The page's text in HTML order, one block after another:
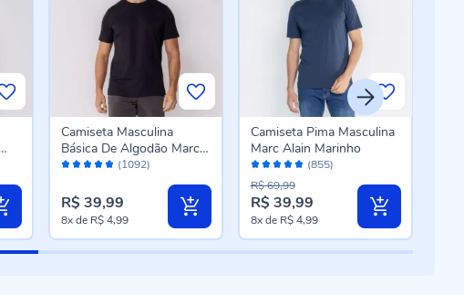
Avaliação: (1092)
Camiseta Masculina
Básica De Algodão Marc
Alain Preto
R$ 39,99
8xde R$ 4,99
Avaliação:
96%
(855)
Camiseta Pima Masculina
Marc Alain Marinho
R$ 39,99
R$ 69,99
8xde R$ 4,99